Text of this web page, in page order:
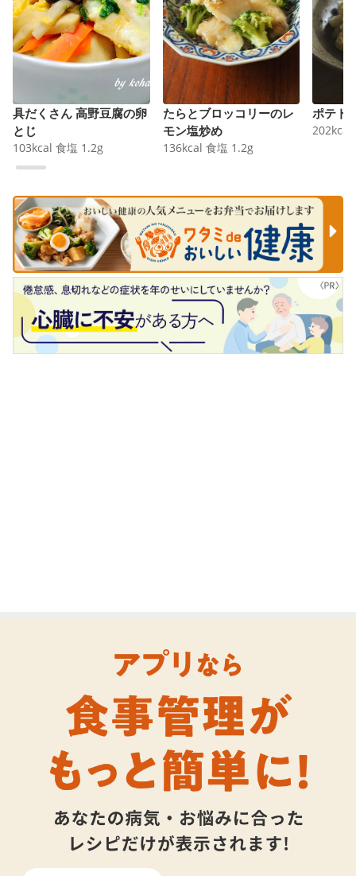
具だくさん 高野豆腐の卵
とじ
103kcal 食塩 1.2g
たらとブロッコリーのレ
モン塩炒め
136kcal 食塩 1.2g
ポテト
202kcal